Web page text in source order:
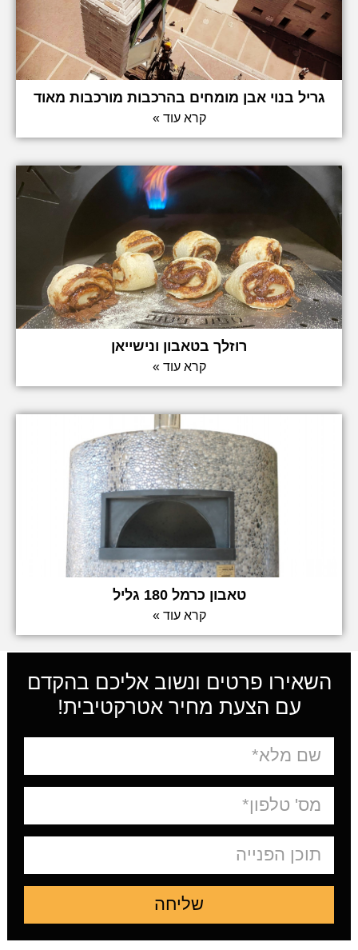
גריל בנוי אבן מומחים בהרכבות מורכבות מאוד
קרא עוד »
רוזלך בטאבון ונישייאן
קרא עוד »
טאבון כרמל 180 גליל
קרא עוד »
השאירו פרטים ונשוב אליכם בהקדם
עם הצעת מחיר אטרקטיבית!
שליחה